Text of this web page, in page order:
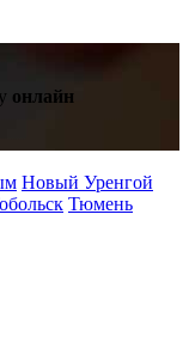
онлайн
Новый Уренгой
Тюмень